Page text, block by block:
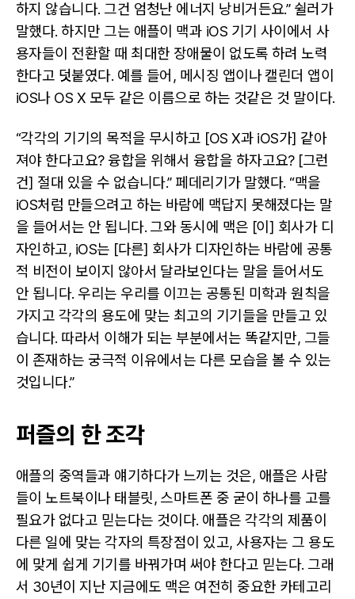
하지 않습니다. 그건 엄청난 에너지 낭비거든요.” 쉴러가
말했다. 하지만 그는 애플이 맥과 iOS 기기 사이에서 사
용자들이 전환할 때 최대한 장애물이 없도록 하려 노력
한다고 덧붙였다. 예를 들어, 메시징 앱이나 캘린더 앱이
iOS나 OS X 모두 같은 이름으로 하는 것같은 것 말이다.
“각각의 기기의 목적을 무시하고 [OS X과 iOS가] 같아
져야 한다고요? 융합을 위해서 융합을 하자고요? [그런
건] 절대 있을 수 없습니다.” 페데리기가 말했다. “맥을
iOS처럼 만들으려고 하는 바람에 맥답지 못해졌다는 말
을 들어서는 안 됩니다. 그와 동시에 맥은 [이] 회사가 디
자인하고, iOS는 [다른] 회사가 디자인하는 바람에 공통
적 비전이 보이지 않아서 달라보인다는 말을 들어서도
안 됩니다. 우리는 우리를 이끄는 공통된 미학과 원칙을
가지고 각각의 용도에 맞는 최고의 기기들을 만들고 있
습니다. 따라서 이해가 되는 부분에서는 똑같지만, 그들
이 존재하는 궁극적 이유에서는 다른 모습을 볼 수 있는
것입니다.”
퍼즐의 한 조각
애플의 중역들과 얘기하다가 느끼는 것은, 애플은 사람
들이 노트북이나 태블릿, 스마트폰 중 굳이 하나를 고를
필요가 없다고 믿는다는 것이다. 애플은 각각의 제품이
다른 일에 맞는 각자의 특장점이 있고, 사용자는 그 용도
에 맞게 쉽게 기기를 바꿔가며 써야 한다고 믿는다. 그래
서 30년이 지난 지금에도 맥은 여전히 중요한 카테고리